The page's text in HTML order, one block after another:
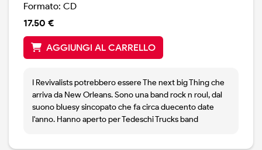
Formato: CD
17.50 €
AGGIUNGI AL CARRELLO
I Revivalists potrebbero essere The next big Thing che
arriva da New Orleans. Sono una band rock n roul, dal
suono bluesy sincopato che fa circa duecento date
l'anno. Hanno aperto per Tedeschi Trucks band